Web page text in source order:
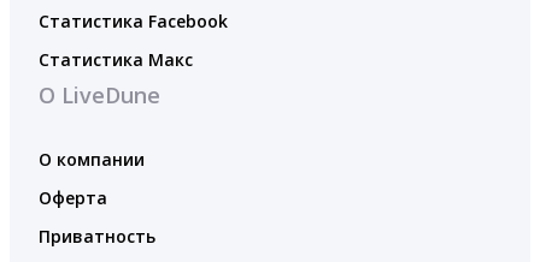
Статистика Facebook
Статистика Макс
О LiveDune
О компании
Оферта
Приватность